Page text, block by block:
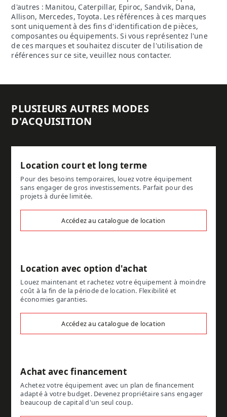
d'autres : Manitou, Caterpillar, Epiroc, Sandvik, Dana,
Allison, Mercedes, Toyota. Les références à ces marques
sont uniquement à des fins d'identification de pièces,
composantes ou équipements. Si vous représentez l'une
de ces marques et souhaitez discuter de l'utilisation de
références sur ce site, veuillez nous contacter.
PLUSIEURS AUTRES MODES
D'ACQUISITION
Location court et long terme
Pour des besoins temporaires, louez votre équipement
sans engager de gros investissements. Parfait pour des
projets à durée limitée.
Accédez au catalogue de location
Location avec option d'achat
Louez maintenant et rachetez votre équipement à moindre
coût à la fin de la période de location. Flexibilité et
économies garanties.
Accédez au catalogue de location
Achat avec financement
Achetez votre équipement avec un plan de financement
adapté à votre budget. Devenez propriétaire sans engager
beaucoup de capital d'un seul coup.